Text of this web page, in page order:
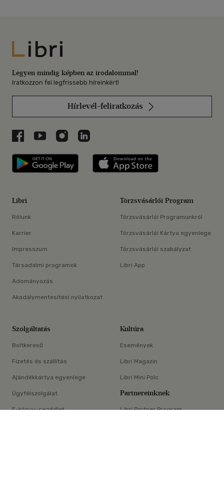
×
Libri
Legyen mindig képben az irodalommal!
Iratkozzon fel legfrissebb híreinkért!
Hírlevél-feliratkozás
Libri a Facebookon
Libri a Youtube-on
Libri az Instagramon
Libri a LinkedInen
Libri applikáció Szerezd meg: Google
Libri
Rólunk
Karrier
Impresszum
Társadalmi programok
Adományozás
Akadálymentesítési nyilatkozat
Törzsvásárlói Program
Törzsvásárlói Programunkról
Törzsvásárlói Kártya egyenlege
Törzsvásárlói szabályzat
Libri App
Szolgáltatás
Boltkereső
Fizetés és szállítás
Ajándékkártya egyenlege
Ügyfélszolgálat
E-könyv-segédlet
Kultúra
Események
Libri Magazin
Libri Mini Polc
Partnereinknek
Libri Partner Program